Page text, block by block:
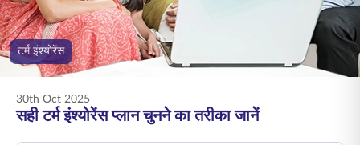
ENGLISH
ऑनलाइन खरीदें प्रीमियम भुगतान करें
टर्म इंश्योरेंस
30th Oct 2025
सही टर्म इंश्योरेंस प्लान चुनने का तरीका जानें